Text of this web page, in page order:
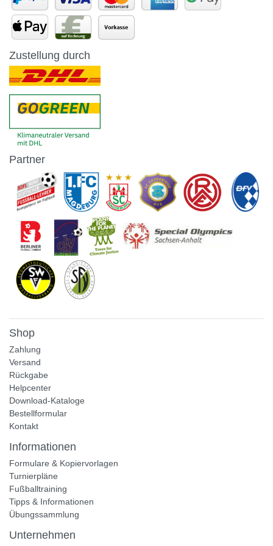
Zustellung durch
Partner
Shop
Zahlung
Versand
Rückgabe
Helpcenter
Download-Kataloge
Bestellformular
Kontakt
Informationen
Formulare & Kopiervorlagen
Turnierpläne
Fußballtraining
Tipps & Informationen
Übungssammlung
Unternehmen